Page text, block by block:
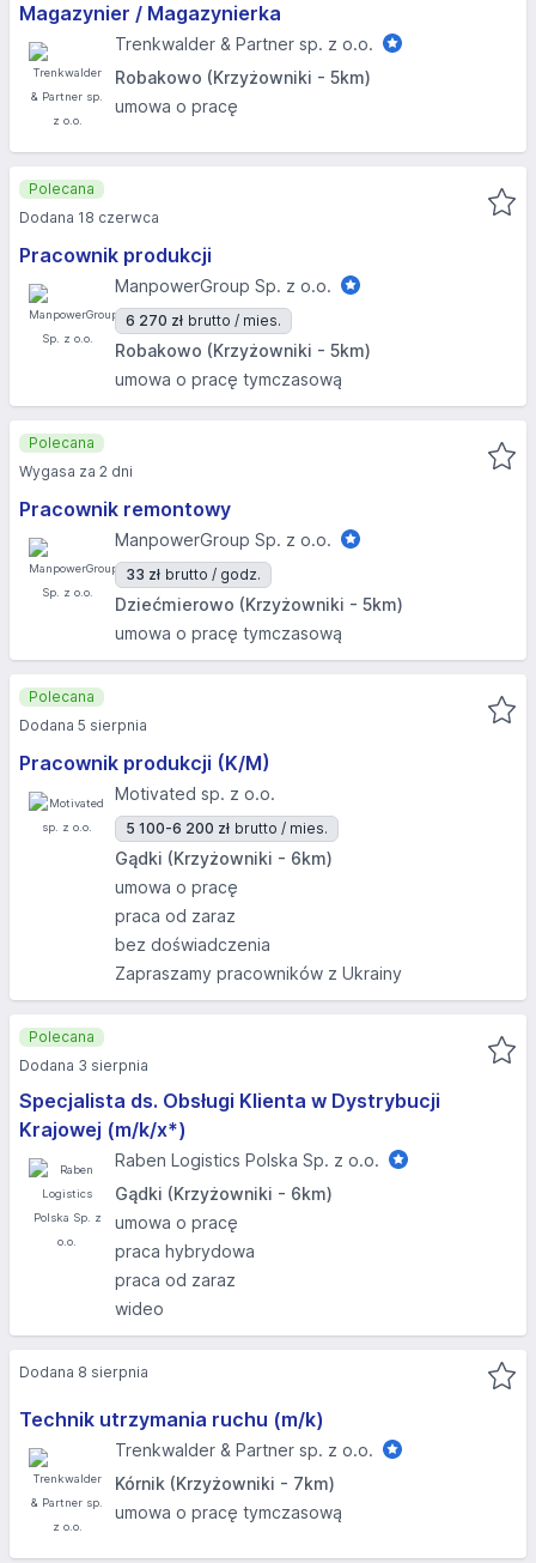
Magazynier / Magazynierka
Trenkwalder & Partner sp. z o.o.
Robakowo (Krzyżowniki - 5km)
umowa o pracę
Pracownik produkcji
ManpowerGroup Sp. z o.o.
6 270 zł brutto / mies.
Robakowo (Krzyżowniki - 5km)
umowa o pracę tymczasową
Polecana
Dodana 18 czerwca
Pracownik remontowy
ManpowerGroup Sp. z o.o.
33 zł brutto / godz.
Dziećmierowo (Krzyżowniki - 5km)
umowa o pracę tymczasową
Polecana
Wygasa za 2 dni
Pracownik produkcji (K/M)
Motivated sp. z o.o.
5 100-6 200 zł brutto / mies.
Gądki (Krzyżowniki - 6km)
umowa o pracę
praca od zaraz
bez doświadczenia
Zapraszamy pracowników z Ukrainy
Polecana
Dodana 5 sierpnia
Specjalista ds. Obsługi Klienta w Dystrybucji
Krajowej (m/k/x*)
Raben Logistics Polska Sp. z o.o.
Gądki (Krzyżowniki - 6km)
umowa o pracę
praca hybrydowa
praca od zaraz
wideo
Polecana
Dodana 3 sierpnia
Technik utrzymania ruchu (m/k)
Trenkwalder & Partner sp. z o.o.
Kórnik (Krzyżowniki - 7km)
umowa o pracę tymczasową
Dodana 8 sierpnia